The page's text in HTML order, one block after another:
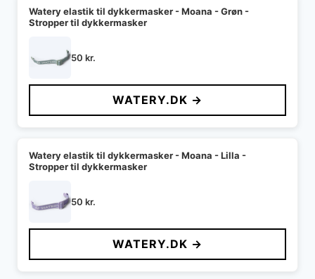
Watery elastik til dykkermasker - Moana - Grøn -
Stropper til dykkermasker
50 kr.
WATERY.DK →
Watery elastik til dykkermasker - Moana - Lilla -
Stropper til dykkermasker
50 kr.
WATERY.DK →